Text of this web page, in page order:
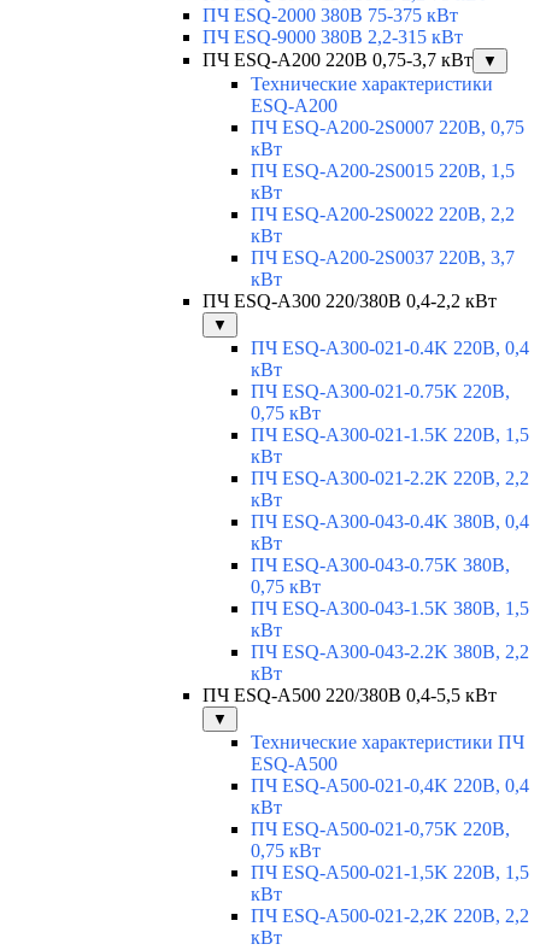
ПЧ ESQ-2000 380В 75-375 кВт
ПЧ ESQ-9000 380В 2,2-315 кВт
ПЧ ESQ-A200 220В 0,75-3,7 кВт
▼
Технические характеристики
ESQ-A200
ПЧ ESQ-A200-2S0007 220В, 0,75
кВт
ПЧ ESQ-A200-2S0015 220В, 1,5
кВт
ПЧ ESQ-A200-2S0022 220В, 2,2
кВт
ПЧ ESQ-A200-2S0037 220В, 3,7
кВт
ПЧ ESQ-A300 220/380В 0,4-2,2 кВт
▼
ПЧ ESQ-A300-021-0.4K 220В, 0,4
кВт
ПЧ ESQ-A300-021-0.75K 220В,
0,75 кВт
ПЧ ESQ-A300-021-1.5K 220В, 1,5
кВт
ПЧ ESQ-A300-021-2.2K 220В, 2,2
кВт
ПЧ ESQ-A300-043-0.4K 380В, 0,4
кВт
ПЧ ESQ-A300-043-0.75K 380В,
0,75 кВт
ПЧ ESQ-A300-043-1.5K 380В, 1,5
кВт
ПЧ ESQ-A300-043-2.2K 380В, 2,2
кВт
ПЧ ESQ-A500 220/380В 0,4-5,5 кВт
▼
Технические характеристики ПЧ
ESQ-A500
ПЧ ESQ-A500-021-0,4K 220В, 0,4
кВт
ПЧ ESQ-A500-021-0,75K 220В,
0,75 кВт
ПЧ ESQ-A500-021-1,5K 220В, 1,5
кВт
ПЧ ESQ-A500-021-2,2K 220В, 2,2
кВт